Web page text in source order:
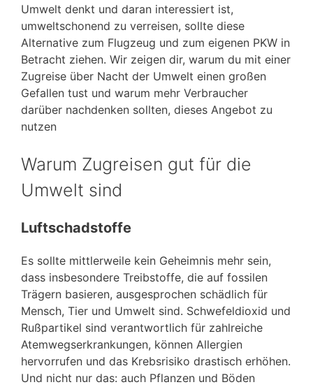
Umwelt denkt und daran interessiert ist,
umweltschonend zu verreisen, sollte diese
Alternative zum Flugzeug und zum eigenen PKW in
Betracht ziehen. Wir zeigen dir, warum du mit einer
Zugreise über Nacht der Umwelt einen großen
Gefallen tust und warum mehr Verbraucher
darüber nachdenken sollten, dieses Angebot zu
nutzen
Warum Zugreisen gut für die
Umwelt sind
Luftschadstoffe
Es sollte mittlerweile kein Geheimnis mehr sein,
dass insbesondere Treibstoffe, die auf fossilen
Trägern basieren, ausgesprochen schädlich für
Mensch, Tier und Umwelt sind. Schwefeldioxid und
Rußpartikel sind verantwortlich für zahlreiche
Atemwegserkrankungen, können Allergien
hervorrufen und das Krebsrisiko drastisch erhöhen.
Und nicht nur das: auch Pflanzen und Böden